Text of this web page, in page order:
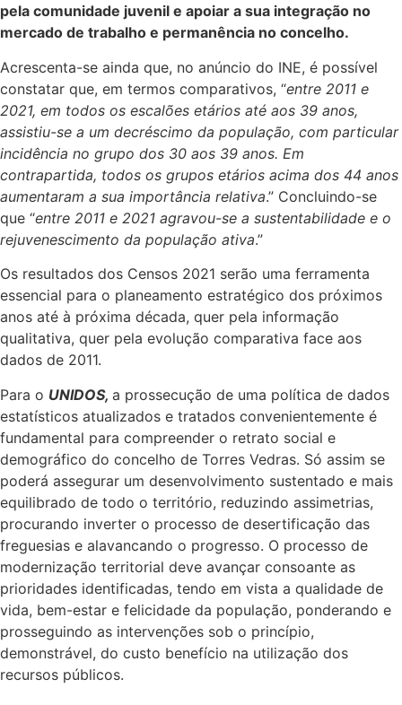
pela comunidade juvenil e apoiar a sua integração no
mercado de trabalho e permanência no concelho.
Acrescenta-se ainda que, no anúncio do INE, é possível
constatar que, em termos comparativos, “entre 2011 e
2021, em todos os escalões etários até aos 39 anos,
assistiu-se a um decréscimo da população, com particular
incidência no grupo dos 30 aos 39 anos. Em
contrapartida, todos os grupos etários acima dos 44 anos
aumentaram a sua importância relativa.” Concluindo-se
que “entre 2011 e 2021 agravou-se a sustentabilidade e o
rejuvenescimento da população ativa.”
Os resultados dos Censos 2021 serão uma ferramenta
essencial para o planeamento estratégico dos próximos
anos até à próxima década, quer pela informação
qualitativa, quer pela evolução comparativa face aos
dados de 2011.
Para o UNIDOS, a prossecução de uma política de dados
estatísticos atualizados e tratados convenientemente é
fundamental para compreender o retrato social e
demográfico do concelho de Torres Vedras. Só assim se
poderá assegurar um desenvolvimento sustentado e mais
equilibrado de todo o território, reduzindo assimetrias,
procurando inverter o processo de desertificação das
freguesias e alavancando o progresso. O processo de
modernização territorial deve avançar consoante as
prioridades identificadas, tendo em vista a qualidade de
vida, bem-estar e felicidade da população, ponderando e
prosseguindo as intervenções sob o princípio,
demonstrável, do custo benefício na utilização dos
recursos públicos.